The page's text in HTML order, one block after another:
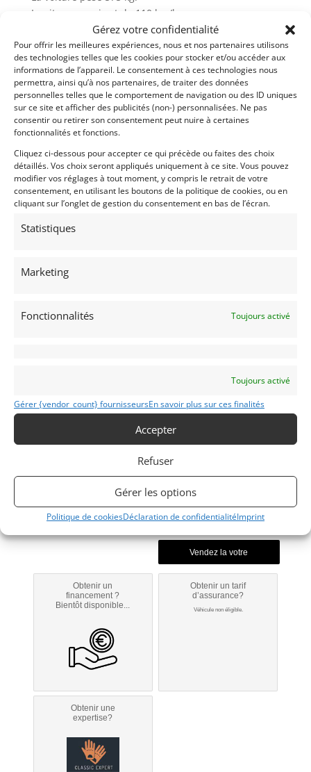
Gérez votre confidentialité
Pour offrir les meilleures expériences, nous et nos partenaires utilisons
des technologies telles que les cookies pour stocker et/ou accéder aux
informations de l’appareil. Le consentement à ces technologies nous
permettra, ainsi qu’à nos partenaires, de traiter des données
personnelles telles que le comportement de navigation ou des ID uniques
sur ce site et afficher des publicités (non-) personnalisées. Ne pas
consentir ou retirer son consentement peut nuire à certaines
fonctionnalités et fonctions.
Cliquez ci-dessous pour accepter ce qui précède ou faites des choix
détaillés. Vos choix seront appliqués uniquement à ce site. Vous pouvez
modifier vos réglages à tout moment, y compris le retrait de votre
consentement, en utilisant les boutons de la politique de cookies, ou en
cliquant sur l’onglet de gestion du consentement en bas de l’écran.
Statistiques
Marketing
Fonctionnalités Toujours activé
Toujours activé
Gérer {vendor_count} fournisseursEn savoir plus sur ces finalités
Accepter
Refuser
Gérer les options
Politique de cookiesDéclaration de confidentialitéImprint
La vitesse maxi est de 110 km/h.
– Livrée avec Contrôle Technique et Car-Pass
– Plus de photos sur notre site www.myvintage.be
Demandez une expertise de ce modèle
Partager cette annonce
Publié: 4 janvier 2023 (il y a 4 ans)
Françaises
1989
Huy
Modifier mon annonce
Obtenir un
financement ?
Bientôt disponible...
Obtenir un tarif
d’assurance?
Véhicule non éligible.
Obtenir une
expertise?